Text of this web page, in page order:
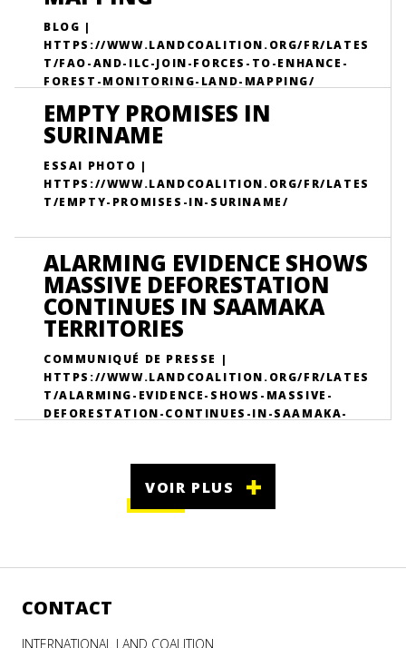
BLOG |
HTTPS://WWW.LANDCOALITION.ORG/FR/LATES
T/FAO-AND-ILC-JOIN-FORCES-TO-ENHANCE-
FOREST-MONITORING-LAND-MAPPING/
EMPTY PROMISES IN
SURINAME
ESSAI PHOTO |
HTTPS://WWW.LANDCOALITION.ORG/FR/LATES
T/EMPTY-PROMISES-IN-SURINAME/
ALARMING EVIDENCE SHOWS
MASSIVE DEFORESTATION
CONTINUES IN SAAMAKA
TERRITORIES
COMMUNIQUÉ DE PRESSE |
HTTPS://WWW.LANDCOALITION.ORG/FR/LATES
T/ALARMING-EVIDENCE-SHOWS-MASSIVE-
DEFORESTATION-CONTINUES-IN-SAAMAKA-
VOIR PLUS
CONTACT
INTERNATIONAL LAND COALITION